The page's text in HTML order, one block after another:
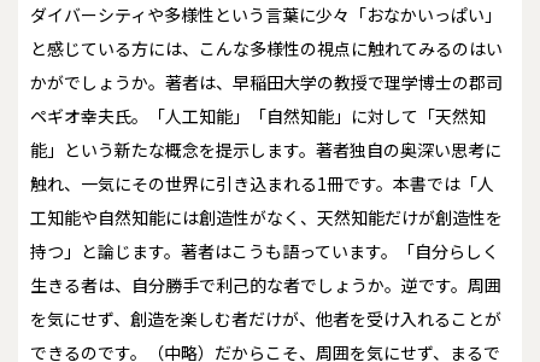
ダイバーシティや多様性という言葉に少々「おなかいっぱい」
と感じている方には、こんな多様性の視点に触れてみるのはい
かがでしょうか。著者は、早稲田大学の教授で理学博士の郡司
ペギオ幸夫氏。「人工知能」「自然知能」に対して「天然知
能」という新たな概念を提示します。著者独自の奥深い思考に
触れ、一気にその世界に引き込まれる1冊です。本書では「人
工知能や自然知能には創造性がなく、天然知能だけが創造性を
持つ」と論じます。著者はこうも語っています。「自分らしく
生きる者は、自分勝手で利己的な者でしょうか。逆です。周囲
を気にせず、創造を楽しむ者だけが、他者を受け入れることが
できるのです。（中略）だからこそ、周囲を気にせず、まるで